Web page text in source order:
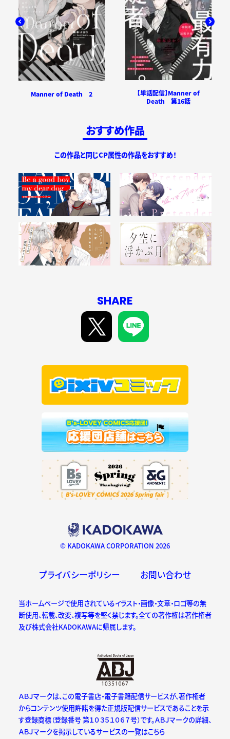
Manner of Death 2
【単話配信】Manner of
Death 第16話
おすすめ作品
この作品と同じCP属性の作品をおすすめ！
SHARE
© KADOKAWA CORPORATION 2026
プライバシーポリシー お問い合わせ
当ホームページで使用されているイラスト・画像・文章・ロゴ等の無
断使用、転載、改変、複写等を堅く禁じます。全ての著作権は著作権者
及び株式会社KADOKAWAに帰属します。
ＡＢＪマークは、この電子書店・電子書籍配信サービスが、著作権者
からコンテンツ使用許諾を得た正規版配信サービスであることを示
す登録商標（登録番号 第１０３５１０６７号）です。ＡＢＪマークの詳細、
ＡＢＪマークを掲示しているサービスの一覧はこちら